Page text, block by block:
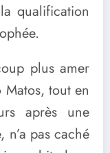
qualification
plus amer
tout en
après une
pas caché